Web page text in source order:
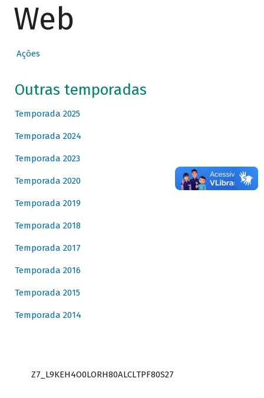
Web
Ações
Outras temporadas
Temporada 2025
Temporada 2024
Temporada 2023
Temporada 2020
Temporada 2019
Temporada 2018
Temporada 2017
Temporada 2016
Temporada 2015
Temporada 2014
Z7_L9KEH4O0LORH80ALCLTPF80S27